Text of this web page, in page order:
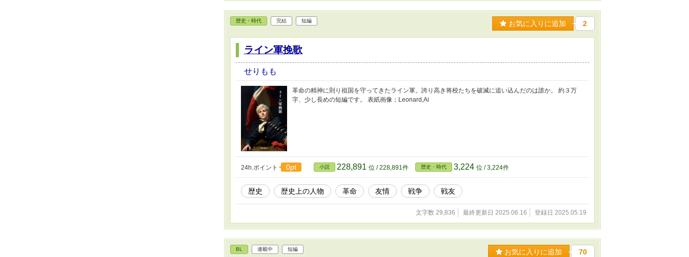
歴史・時代 完結 短編 お気に入りに追加 2
ライン軍挽歌
せりもも
革命の精神に則り祖国を守ってきたライン軍。誇り高き将校たちを破滅に追い込んだのは誰か。 約３万
字、少し長めの短編です。 表紙画像；Leonard,Ai
24h.ポイント 0pt 小説 228,891 位 / 228,891件 歴史・時代 3,224 位 / 3,224件
歴史 歴史上の人物 革命 友情 戦争 戦友
文字数 29,836 最終更新日 2025.06.16 登録日 2025.05.19
BL 連載中 短編 お気に入りに追加 70